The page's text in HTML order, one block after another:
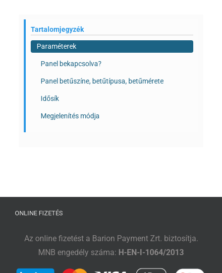
Tartalomjegyzék
Paraméterek
Panel bekapcsolva?
Panel betűszíne, betűtípusa, betűmérete
Idősík
Megjelenítés módja
ONLINE FIZETÉS
Az online fizetést a Barion Payment Zrt. biztosítja.
MNB engedély száma: H-EN-I-1064/2013